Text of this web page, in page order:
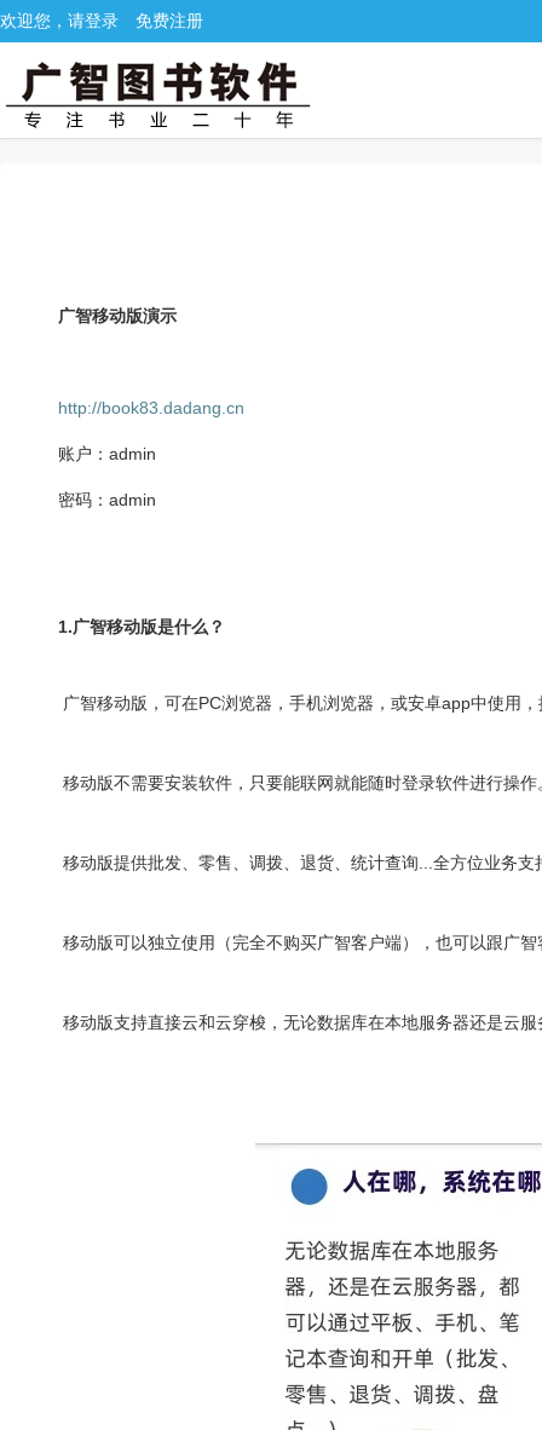
欢迎您，请登录 免费注册
广智移动版演示
http://book83.dadang.cn
账户：admin
密码：admin
1.广智移动版是什么？
广智移动版，可在PC浏览器，手机浏览器，或安卓app中使用，
移动版不需要安装软件，只要能联网就能随时登录软件进行操作
移动版提供批发、零售、调拨、退货、统计查询...全方位业务支
移动版可以独立使用（完全不购买广智客户端），也可以跟广智
移动版支持直接云和云穿梭，无论数据库在本地服务器还是云服